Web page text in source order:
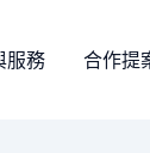
服務 合作提